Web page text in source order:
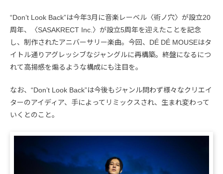
“Don’t Look Back”は今年3月に音楽レーベル〈術ノ穴〉が設立20
周年、〈SASAKRECT Inc.〉が設立5周年を迎えたことを記念
し、制作されたアニバーサリー楽曲。今回、DÉ DÉ MOUSEはタ
イトル通りアグレッシブなジャングルに再構築。終盤になるにつ
れて高揚感を煽るような構成にも注目を。
なお、“Don’t Look Back”は今後もジャンル問わず様々なクリエイ
ターのアイディア、手によってリミックスされ、生まれ変わって
いくとのこと。